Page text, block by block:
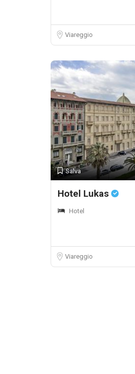
Viareggio
Salva
Hotel Lukas
Hotel
Viareggio